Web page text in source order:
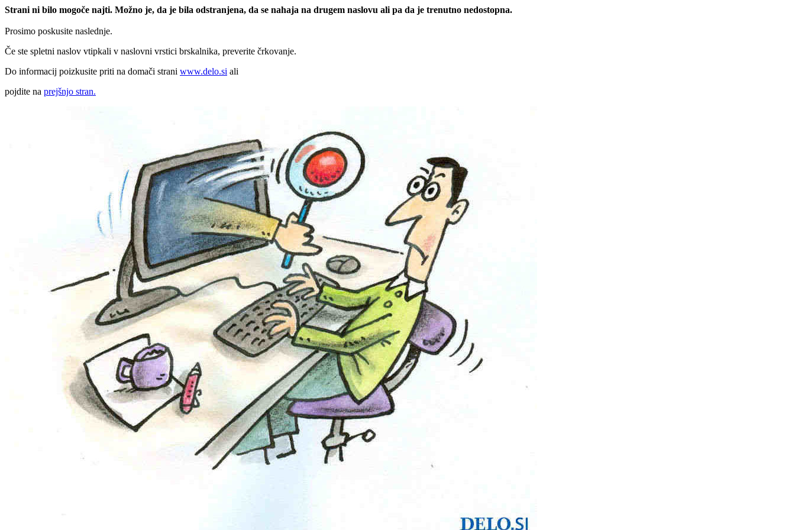
Strani ni bilo mogoče najti. Možno je, da je bila odstranjena, da se nahaja na drugem naslovu ali pa da je trenutno nedostopna.
Prosimo poskusite naslednje.
Če ste spletni naslov vtipkali v naslovni vrstici brskalnika, preverite črkovanje.
Do informacij poizkusite priti na domači strani www.delo.si ali
pojdite na prejšnjo stran.